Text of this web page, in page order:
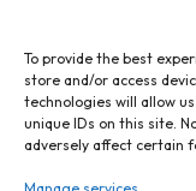
To provide the best
store and/or access
technologies will allow
unique IDs on this site.
adversely affect certain